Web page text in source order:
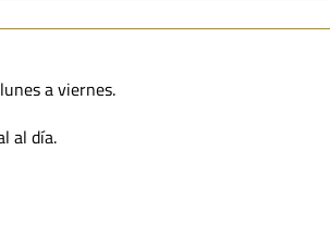
a viernes.
al día.